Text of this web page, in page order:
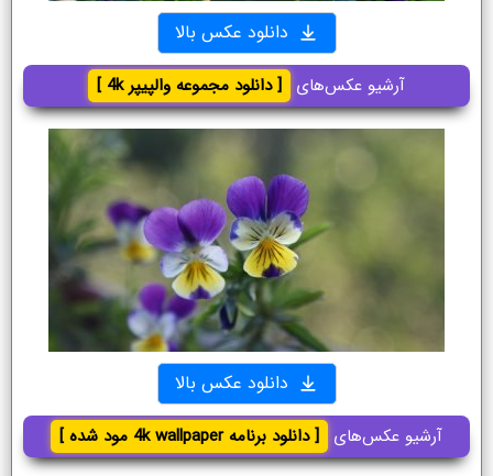
دانلود عکس بالا
آرشیو عکس‌های [ دانلود مجموعه والپیپر 4k ]
دانلود عکس بالا
آرشیو عکس‌های [ دانلود برنامه 4k wallpaper مود شده ]